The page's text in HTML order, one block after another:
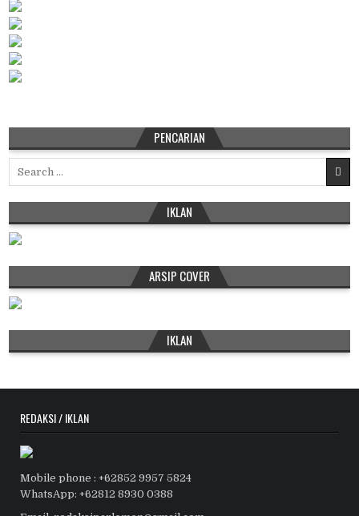
PENCARIAN
IKLAN
ARSIP COVER
IKLAN
REDAKSI / IKLAN
Mobile phone : +62852 9957 5824
WhatsApp: +62812 8930 0388